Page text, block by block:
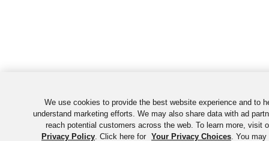
We use cookies to provide the best website experience and to
understand marketing efforts. We may also share data with ad
reach potential customers across the web. To learn more, visit
Privacy Policy. Click here for Your Privacy Choices. You may